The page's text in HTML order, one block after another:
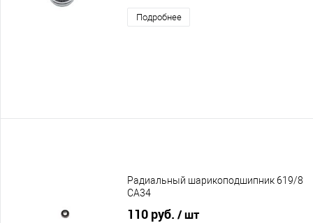
Подробнее
Радиальный шарикоподшипник 619/8
CA34
110 руб. / шт